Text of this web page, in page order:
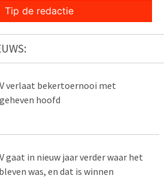
Tip de redactie
verlaat bekertoernooi met
hoofd
gaat in nieuw jaar verder waar het
was, en dat is winnen